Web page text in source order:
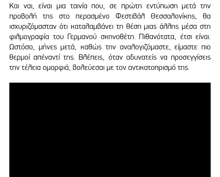
Και ναι, είναι μια ταινία που, σε πρώτη εντύπωση μετά την
προβολή της στο περασμένο Φεστιβάλ Θεσσαλονίκης, θα
ισχυριζόμασταν ότι καταλαμβάνει τη θέση μιας άλλης μέσα στη
φιλμογραφία του Γερμανού σκηνοθέτη. Πιθανότατα, έτσι είναι.
Ωστόσο, μήνες μετά, καθώς την αναλογιζόμαστε, είμαστε πιο
θερμοί απέναντί της. Βλέπεις, όταν αδυνατείς να προσεγγίσεις
την τέλεια ομορφιά, βολεύεσαι με τον αντικατοπρισμό της.